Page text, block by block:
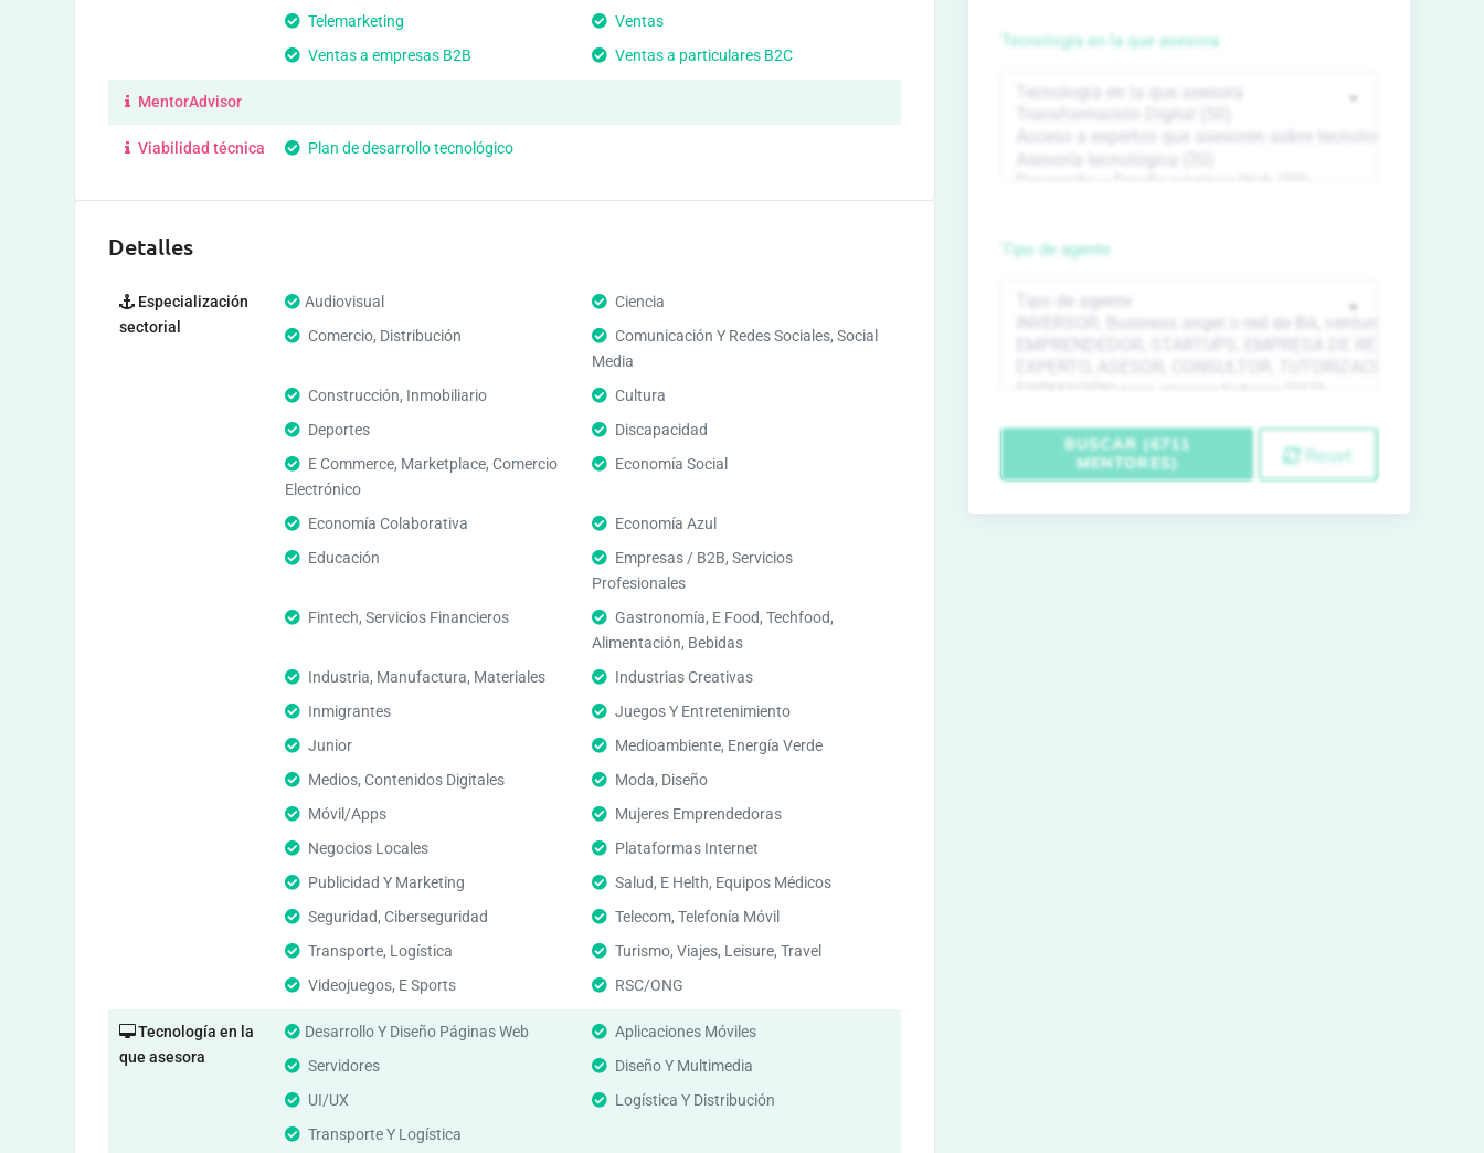
Telemarketing
Ventas
Ventas a empresas B2B
Ventas a particulares B2C
MentorAdvisor
Viabilidad técnica Plan de desarrollo tecnológico
Detalles
Especialización
sectorial
Audiovisual
Ciencia
Comercio, Distribución
Comunicación Y Redes Sociales, Social
Media
Construcción, Inmobiliario
Cultura
Deportes
Discapacidad
E Commerce, Marketplace, Comercio
Electrónico
Economía Social
Economía Colaborativa
Economía Azul
Educación
Empresas / B2B, Servicios
Profesionales
Fintech, Servicios Financieros
Gastronomía, E Food, Techfood,
Alimentación, Bebidas
Industria, Manufactura, Materiales
Industrias Creativas
Inmigrantes
Juegos Y Entretenimiento
Junior
Medioambiente, Energía Verde
Medios, Contenidos Digitales
Moda, Diseño
Móvil/Apps
Mujeres Emprendedoras
Negocios Locales
Plataformas Internet
Publicidad Y Marketing
Salud, E Helth, Equipos Médicos
Seguridad, Ciberseguridad
Telecom, Telefonía Móvil
Transporte, Logística
Turismo, Viajes, Leisure, Travel
Videojuegos, E Sports
RSC/ONG
Tecnología en la
que asesora
Desarrollo Y Diseño Páginas Web
Aplicaciones Móviles
Servidores
Diseño Y Multimedia
UI/UX
Logística Y Distribución
Transporte Y Logística
Tecnología en la que asesora
Tipo de agente
BUSCAR (6711
MENTORES)
Reset